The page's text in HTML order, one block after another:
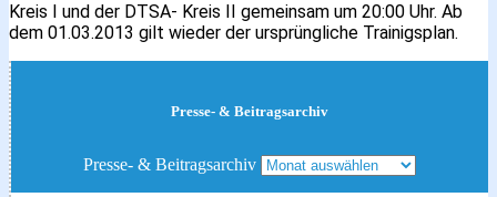
Kreis I und der DTSA- Kreis II gemeinsam um 20:00 Uhr. Ab
dem 01.03.2013 gilt wieder der ursprüngliche Trainigsplan.
Presse- & Beitragsarchiv
Presse- & Beitragsarchiv